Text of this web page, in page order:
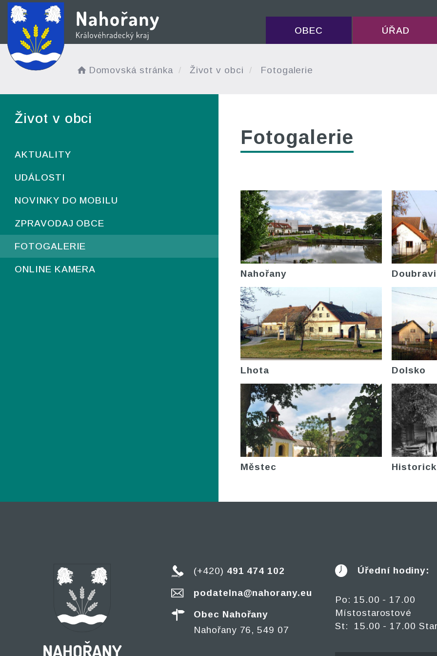
OBEC ÚŘAD
Domovská stránka Život v obci Fotogalerie
Život v obci
AKTUALITY
UDÁLOSTI
NOVINKY DO MOBILU
ZPRAVODAJ OBCE
FOTOGALERIE
ONLINE KAMERA
Fotogalerie
Nahořany
Lhota Dolsko
Městec
(+420) 491 474 102
podatelna@nahorany.eu
Obec Nahořany
Nahořany 76, 549 07
Úřední hodiny:
Po: 15.00 - 17.00
Místostarostové
St: 15.00 - 17.00